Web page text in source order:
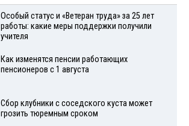
Особый статус и «Ветеран труда» за 25 лет
работы: какие меры поддержки получили
учителя
Как изменятся пенсии работающих
пенсионеров с 1 августа
Сбор клубники с соседского куста может
грозить тюремным сроком